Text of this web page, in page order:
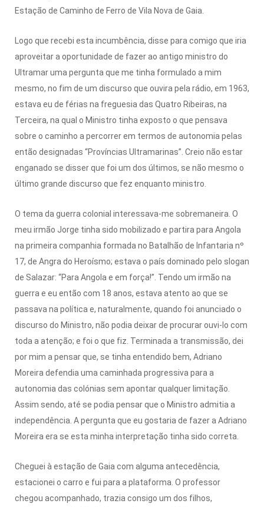
Estação de Caminho de Ferro de Vila Nova de Gaia.
Logo que recebi esta incumbência, disse para comigo que iria
aproveitar a oportunidade de fazer ao antigo ministro do
Ultramar uma pergunta que me tinha formulado a mim
mesmo, no fim de um discurso que ouvira pela rádio, em 1963,
estava eu de férias na freguesia das Quatro Ribeiras, na
Terceira, na qual o Ministro tinha exposto o que pensava
sobre o caminho a percorrer em termos de autonomia pelas
então designadas “Províncias Ultramarinas”. Creio não estar
enganado se disser que foi um dos últimos, se não mesmo o
último grande discurso que fez enquanto ministro.
O tema da guerra colonial interessava-me sobremaneira. O
meu irmão Jorge tinha sido mobilizado e partira para Angola
na primeira companhia formada no Batalhão de Infantaria nº
17, de Angra do Heroísmo; estava o país dominado pelo slogan
de Salazar: “Para Angola e em força!”. Tendo um irmão na
guerra e eu então com 18 anos, estava atento ao que se
passava na política e, naturalmente, quando foi anunciado o
discurso do Ministro, não podia deixar de procurar ouvi-lo com
toda a atenção; e foi o que fiz. Terminada a transmissão, dei
por mim a pensar que, se tinha entendido bem, Adriano
Moreira defendia uma caminhada progressiva para a
autonomia das colónias sem apontar qualquer limitação.
Assim sendo, até se podia pensar que o Ministro admitia a
independência. A pergunta que eu gostaria de fazer a Adriano
Moreira era se esta minha interpretação tinha sido correta.
Cheguei à estação de Gaia com alguma antecedência,
estacionei o carro e fui para a plataforma. O professor
chegou acompanhado, trazia consigo um dos filhos,